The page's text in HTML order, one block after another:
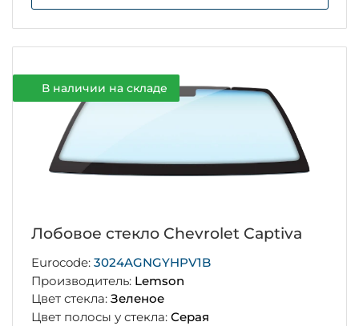
В наличии на складе
Лобовое стекло Chevrolet Captiva
Eurocode: 3024AGNGYHPV1B
Производитель: Lemson
Цвет стекла: Зеленое
Цвет полосы у стекла: Серая